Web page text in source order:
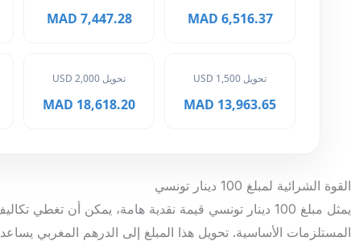
6,516.37 MAD
7,447.28 MAD
تحويل 1,500 USD
13,963.65 MAD
تحويل 2,000 USD
18,618.20 MAD
القوة الشرائية لمبلغ 100 دينار تونسي
يمثل مبلغ 100 دينار تونسي قيمة نقدية هامة، يمكن أن
المستلزمات الأساسية. تحويل هذا المبلغ إلى الدرهم المغربي